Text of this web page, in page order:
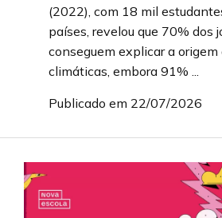
(2022), com 18 mil
países, revelou que 70% dos
conseguem explicar a origem
climáticas, embora 91% ...
Publicado em 22/07/2026